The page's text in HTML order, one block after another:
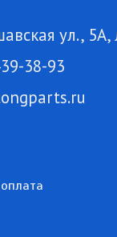
ул., 5А,
38-93